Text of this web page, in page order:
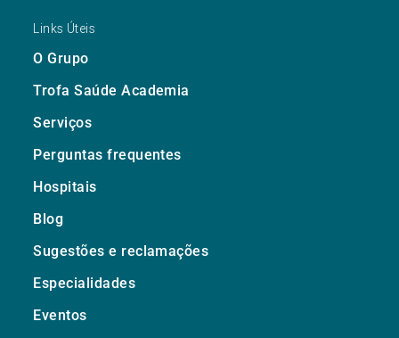
Links Úteis
O Grupo
Trofa Saúde Academia
Serviços
Perguntas frequentes
Hospitais
Blog
Sugestões e reclamações
Especialidades
Eventos